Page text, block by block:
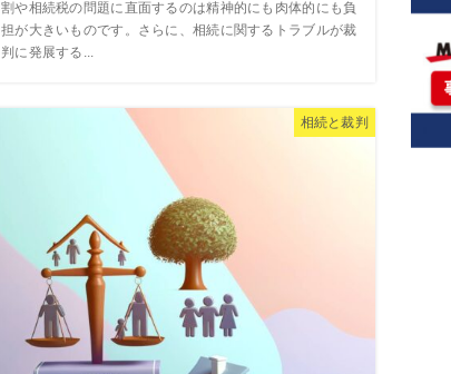
割や相続税の問題に直面するのは精神的にも肉体的にも負
担が大きいものです。さらに、相続に関するトラブルが裁
判に発展する...
相続と裁判